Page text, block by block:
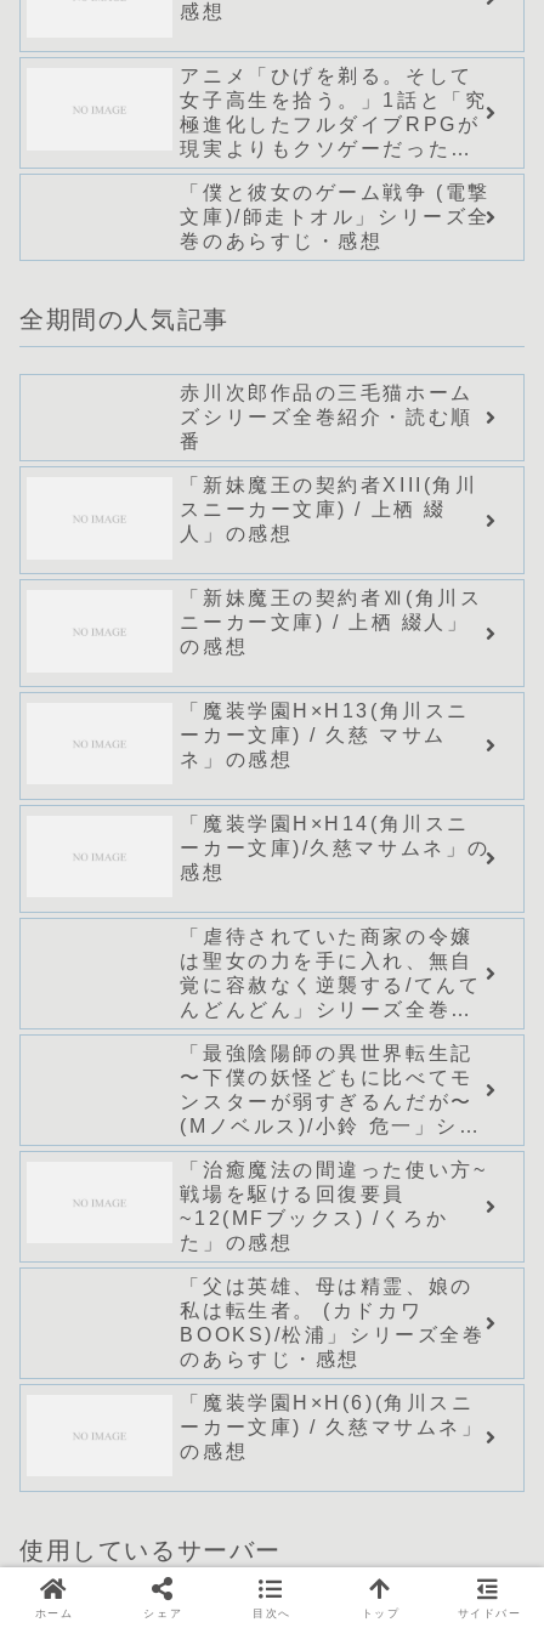
感想
アニメ「ひげを剃る。そして
女子高生を拾う。」1話と「究
極進化したフルダイブRPGが
現実よりもクソゲーだった
ら」1話の感想
「僕と彼女のゲーム戦争 (電撃
文庫)/師走トオル」シリーズ全
巻のあらすじ・感想
全期間の人気記事
赤川次郎作品の三毛猫ホーム
ズシリーズ全巻紹介・読む順
番
「新妹魔王の契約者XIII(角川
スニーカー文庫) / 上栖 綴
人」の感想
「新妹魔王の契約者Ⅻ(角川ス
ニーカー文庫) / 上栖 綴人」
の感想
「魔装学園H×H13(角川スニ
ーカー文庫) / 久慈 マサム
ネ」の感想
「魔装学園H×H14(角川スニ
ーカー文庫)/久慈マサムネ」の
感想
「虐待されていた商家の令嬢
は聖女の力を手に入れ、無自
覚に容赦なく逆襲する/てんて
んどんどん」シリーズ全巻の
あらすじ・感想
「最強陰陽師の異世界転生記
〜下僕の妖怪どもに比べてモ
ンスターが弱すぎるんだが〜
(Mノベルス)/小鈴 危一」シリ
ーズ全巻のあらすじ・感想
「治癒魔法の間違った使い方~
戦場を駆ける回復要員
~12(MFブックス) /くろか
た」の感想
「父は英雄、母は精霊、娘の
私は転生者。 (カドカワ
BOOKS)/松浦」シリーズ全巻
のあらすじ・感想
「魔装学園H×H(6)(角川スニ
ーカー文庫) / 久慈マサムネ」
の感想
使用しているサーバー
ホーム シェア 目次へ トップ サイドバー